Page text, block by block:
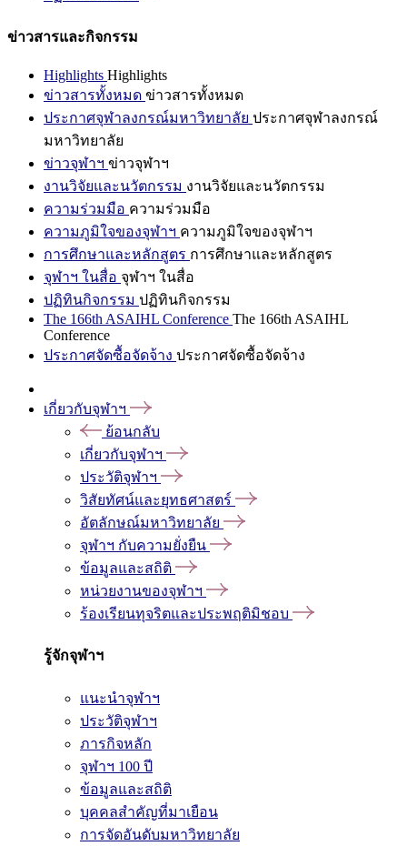
ข่าวสารและกิจกรรม
Highlights Highlights
ข่าวสารทั้งหมด ข่าวสารทั้งหมด
ประกาศจุฬาลงกรณ์มหาวิทยาลัย ประกาศจุฬาลงกรณ์
มหาวิทยาลัย
ข่าวจุฬาฯ ข่าวจุฬาฯ
งานวิจัยและนวัตกรรม งานวิจัยและนวัตกรรม
ความร่วมมือ ความร่วมมือ
ความภูมิใจของจุฬาฯ ความภูมิใจของจุฬาฯ
การศึกษาและหลักสูตร การศึกษาและหลักสูตร
จุฬาฯ ในสื่อ จุฬาฯ ในสื่อ
ปฏิทินกิจกรรม ปฏิทินกิจกรรม
The 166th ASAIHL Conference The 166th ASAIHL
Conference
ประกาศจัดซื้อจัดจ้าง ประกาศจัดซื้อจัดจ้าง
เกี่ยวกับจุฬาฯ
ย้อนกลับ
เกี่ยวกับจุฬาฯ
ประวัติจุฬาฯ
วิสัยทัศน์และยุทธศาสตร์
อัตลักษณ์มหาวิทยาลัย
จุฬาฯ กับความยั่งยืน
ข้อมูลและสถิติ
หน่วยงานของจุฬาฯ
ร้องเรียนทุจริตและประพฤติมิชอบ
รู้จักจุฬาฯ
แนะนำจุฬาฯ
ประวัติจุฬาฯ
ภารกิจหลัก
จุฬาฯ 100 ปี
ข้อมูลและสถิติ
บุคคลสำคัญที่มาเยือน
การจัดอันดับมหาวิทยาลัย